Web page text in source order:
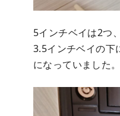
5インチベイは2つ
3.5インチベイの下
になっていました。